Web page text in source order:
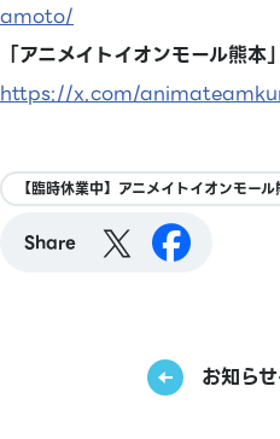
amoto/
「アニメイトイオンモー
https://x.com/
【臨時休業中】アニメイトイオンモー
Share
お知ら